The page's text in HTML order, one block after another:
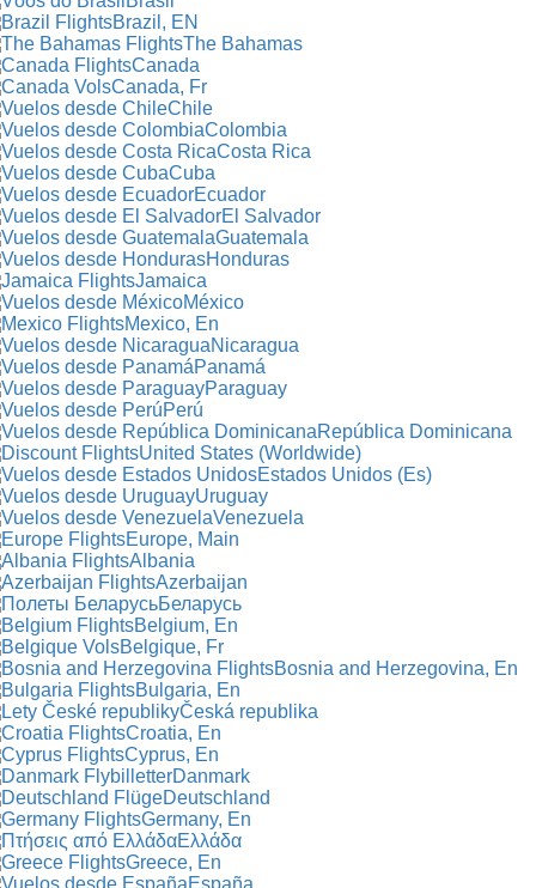
Brazil, EN
The Bahamas
Canada
Canada, Fr
Chile
Colombia
Costa Rica
Cuba
Ecuador
El Salvador
Guatemala
Honduras
Jamaica
México
Mexico, En
Nicaragua
Panamá
Paraguay
Perú
República Dominicana
United States (Worldwide)
Estados Unidos (Es)
Uruguay
Venezuela
Europe, Main
Albania
Azerbaijan
Беларусь
Belgium, En
Belgique, Fr
Bosnia and Herzegovina, En
Bulgaria, En
Česká republika
Croatia, En
Cyprus, En
Danmark
Deutschland
Germany, En
Ελλάδα
Greece, En
España